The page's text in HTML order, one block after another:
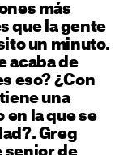
más
que la gente
un minuto.
acaba de
eso? ¿Con
una
la que se
Greg
senior de